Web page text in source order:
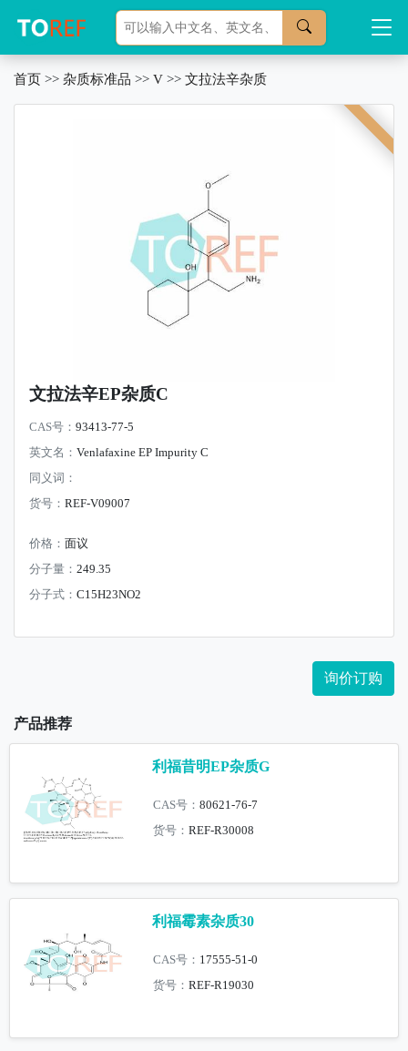
首页 >> 杂质标准品 >> V >> 文拉法辛杂质
文拉法辛EP杂质C
CAS号： 93413-77-5
英文名： Venlafaxine EP Impurity C
同义词：
货号： REF-V09007
价格： 面议
分子量： 249.35
分子式： C15H23NO2
询价订购
产品推荐
利福昔明EP杂质G
CAS号：80621-76-7
货号：REF-R30008
利福霉素杂质30
CAS号： 17555-51-0
货号：REF-R19030